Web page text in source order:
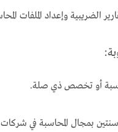
الضريبية وإعداد الملفات
أو تخصص ذي صلة.
بمجال المحاسبة في شركات